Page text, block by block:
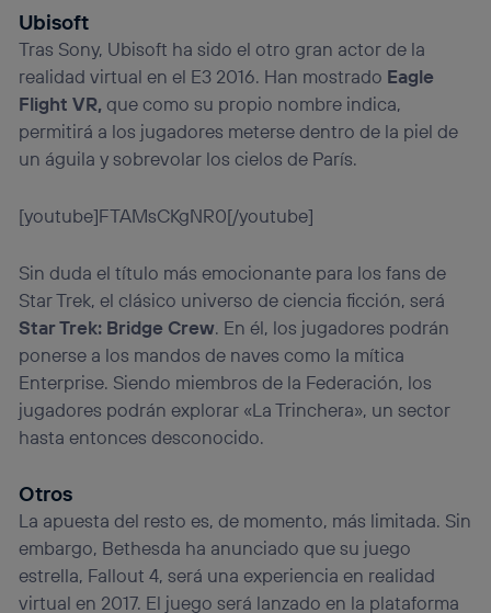
Ubisoft
Tras Sony, Ubisoft ha sido el otro gran actor de la
realidad virtual en el E3 2016. Han mostrado Eagle
Flight VR,que como su propio nombre indica,
permitirá a los jugadores meterse dentro de la piel de
un águila y sobrevolar los cielos de París.
[youtube]FTAMsCKgNR0[/youtube]
Sin duda el título más emocionante para los fans de
Star Trek, el clásico universo de ciencia ficción, será
Star Trek: Bridge Crew. En él, los jugadores podrán
ponerse a los mandos de naves como la mítica
Enterprise. Siendo miembros de la Federación, los
jugadores podrán explorar «La Trinchera», un sector
hasta entonces desconocido.
Otros
La apuesta del resto es, de momento, más limitada. Sin
embargo, Bethesda ha anunciado que su juego
estrella, Fallout 4, será una experiencia en realidad
virtual en 2017. El juego será lanzado en la plataforma